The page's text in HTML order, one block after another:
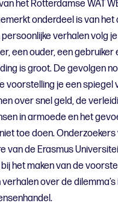
het Rotterdamse WAT
onderdeel is van het
verhalen volg
een ouder, een gebruiker
is groot. De gevolgen
voorstelling je een spiegel
over snel geld, de
in armoede en het
toe doen. Onderzoekers
van de Erasmus
het maken van de
over de dilemma’s